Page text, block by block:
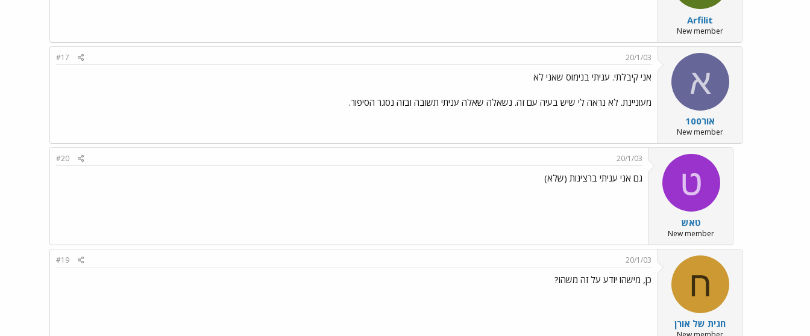
Arfilit
New member
א
אור100
New member
20/1/03
#17
אני קיבלתי. עניתי בנימוס שאני לא
מעוניינת. לא נראה לי שיש בעיה עם זה. נשאלה שאלה עניתי תשובה ובזה נסגר הסיפור.
ט
טאש
New member
20/1/03
#20
גם אני עניתי ברצינות (שלא)
ח
חגית של אורן
20/1/03
#19
כן, מישהו יודע על זה משהו?